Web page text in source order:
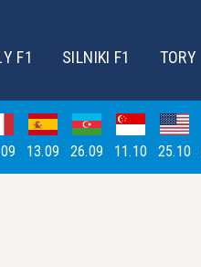
F1 SILNIKI F1 TORY
13.09 26.09 11.10 25.10